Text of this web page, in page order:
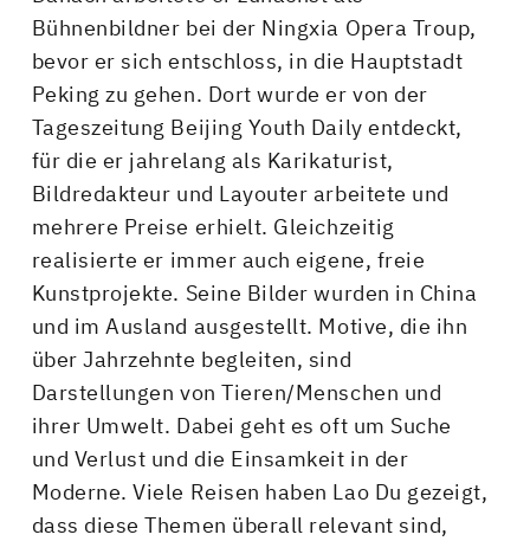
Bühnenbildner bei der Ningxia Opera Troup,
bevor er sich entschloss, in die Hauptstadt
Peking zu gehen. Dort wurde er von der
Tageszeitung Beijing Youth Daily entdeckt,
für die er jahrelang als Karikaturist,
Bildredakteur und Layouter arbeitete und
mehrere Preise erhielt. Gleichzeitig
realisierte er immer auch eigene, freie
Kunstprojekte. Seine Bilder wurden in China
und im Ausland ausgestellt. Motive, die ihn
über Jahrzehnte begleiten, sind
Darstellungen von Tieren/Menschen und
ihrer Umwelt. Dabei geht es oft um Suche
und Verlust und die Einsamkeit in der
Moderne. Viele Reisen haben Lao Du gezeigt,
dass diese Themen überall relevant sind,